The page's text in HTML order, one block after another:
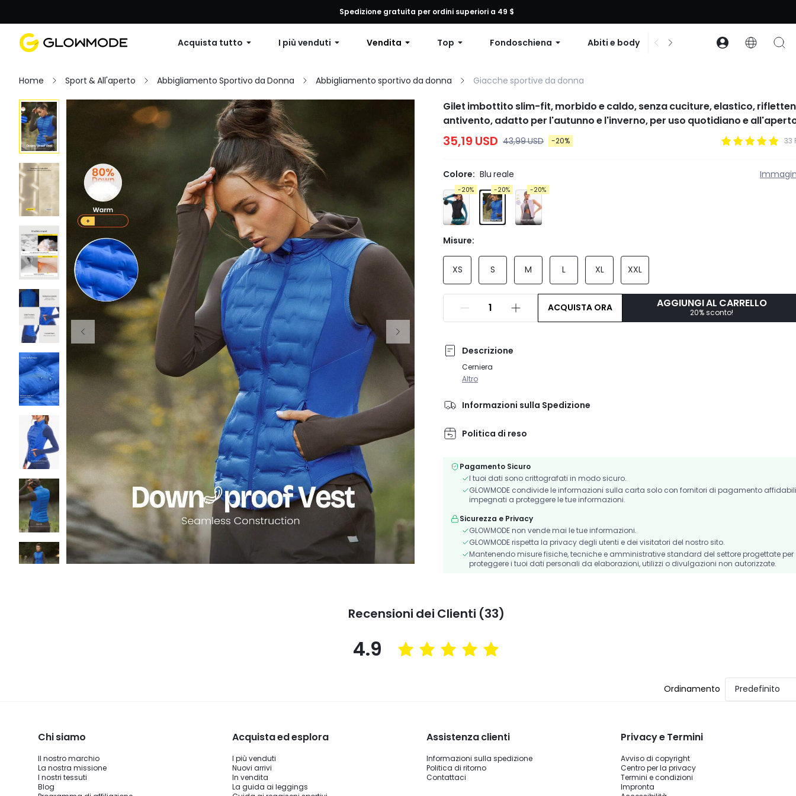
Primo ordine: 10% di sconto su qualsiasi ordine, 12% di sconto su ordini superiori a $79 o 15% di sconto su ordini superiori a $99 | Codice: GLOWNEW
Spedizione gratuita per ordini superiori a 49 $
Acquista tutto I più venduti Vendita Top Fondoschiena Abiti e body Accessori
Home Sport & All'aperto Abbigliamento Sportivo da Donna Abbigliamento sportivo da donna Giacche sportive da donna
Gilet imbottito slim-fit, morbido e caldo, senza cuciture, elastico,
antivento, adatto per l'autunno e l'inverno, per uso quotidiano e
35,19 USD 43,99 USD -20% 33
Colore: Blu reale
-20% -20% -20%
Misure:
XS S M L XL XXL
ACQUISTA ORA AGGIUNGI AL CARRELLO
20% sconto!
Descrizione
Cerniera
Altro
Informazioni sulla Spedizione
Politica di reso
Pagamento Sicuro
I tuoi dati sono crittografati in modo sicuro.
GLOWMODE condivide le informazioni sulla carta solo con fornitori di pagamento affidabili
impegnati a proteggere le tue informazioni.
Sicurezza e Privacy
GLOWMODE non vende mai le tue informazioni.
GLOWMODE rispetta la privacy degli utenti e dei visitatori del nostro sito.
Mantenendo misure fisiche, tecniche e amministrative standard del settore progettate per
proteggere i tuoi dati personali da elaborazioni, utilizzi o divulgazioni non autorizzate.
Recensioni dei Clienti (33)
4.9
Ordinamento Predefinito
Chi siamo
Il nostro marchio
La nostra missione
I nostri tessuti
Blog
Acquista ed esplora
I più venduti
Nuovi arrivi
In vendita
La guida ai leggings
Assistenza clienti
Informazioni sulla spedizione
Politica di ritorno
Contattaci
Privacy e Termini
Avviso di copyright
Centro per la privacy
Termini e condizioni
Impronta